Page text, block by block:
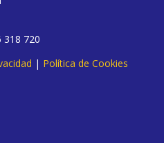
318 720
| Política de Cookies